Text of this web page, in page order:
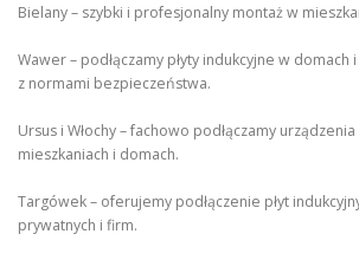
Bielany – szybki i profesjonalny montaż w
Wawer – podłączamy płyty indukcyjne w
z normami bezpieczeństwa.
Ursus i Włochy – fachowo podłączamy
mieszkaniach i domach.
Targówek – oferujemy podłączenie płyt
prywatnych i firm.